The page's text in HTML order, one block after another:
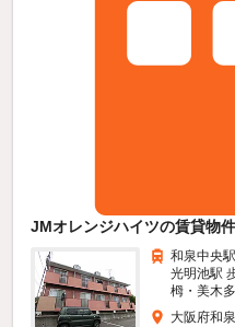
JMオレンジハイツの賃貸物件
和泉中央
光明池駅
栂・美木
大阪府和